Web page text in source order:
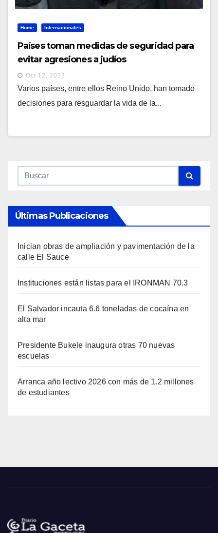
Home Internacionales
Países toman medidas de seguridad para
evitar agresiones a judíos
Oct 12, 2023
Varios países, entre ellos Reino Unido, han tomado
decisiones para resguardar la vida de la...
Últimas Publicaciones
Inician obras de ampliación y pavimentación de la
calle El Sauce
Instituciones están listas para el IRONMAN 70.3
El Salvador incauta 6.6 toneladas de cocaína en
alta mar
Presidente Bukele inaugura otras 70 nuevas
escuelas
Arranca año lectivo 2026 con más de 1.2 millones
de estudiantes